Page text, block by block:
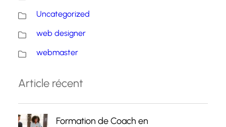
Uncategorized
web designer
webmaster
Article récent
Formation de Coach en